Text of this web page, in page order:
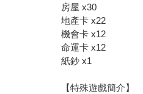
房屋 x30
地產卡 x22
機會卡 x12
命運卡 x12
紙鈔 x1
【特殊遊戲簡介】